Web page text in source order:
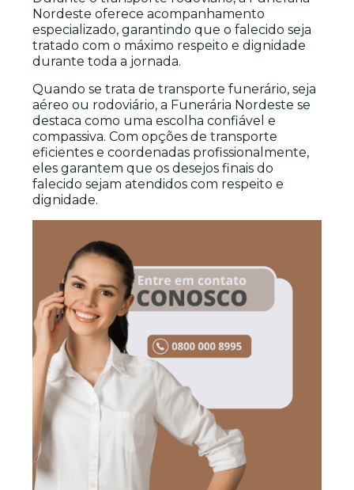
Nordeste oferece acompanhamento
especializado, garantindo que o falecido seja
tratado com o máximo respeito e dignidade
durante toda a jornada.
Quando se trata de transporte funerário, seja
aéreo ou rodoviário, a Funerária Nordeste se
destaca como uma escolha confiável e
compassiva. Com opções de transporte
eficientes e coordenadas profissionalmente,
eles garantem que os desejos finais do
falecido sejam atendidos com respeito e
dignidade.